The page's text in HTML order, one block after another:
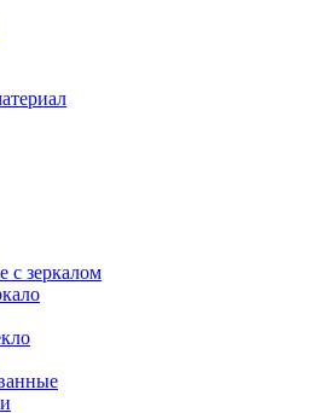
зеркалом